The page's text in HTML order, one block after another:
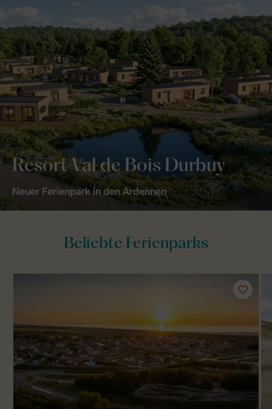
Resort Val de Bois Durbuy
Neuer Ferienpark in den Ardennen